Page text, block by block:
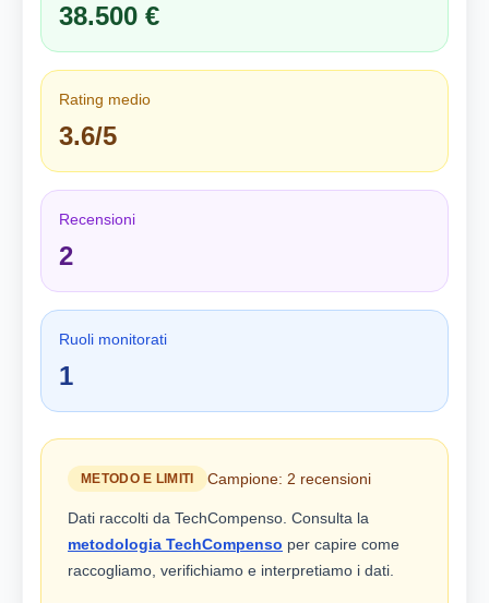
38.500 €
Rating medio
3.6/5
Recensioni
2
Ruoli monitorati
1
METODO E LIMITI Campione: 2 recensioni
Dati raccolti da TechCompenso. Consulta la
metodologia TechCompenso per capire come
raccogliamo, verifichiamo e interpretiamo i dati.